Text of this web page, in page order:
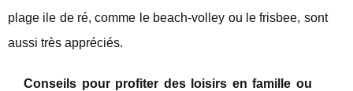
plage ile de ré, comme le beach-volley ou le frisbee, sont
aussi très appréciés.
Conseils pour profiter des loisirs en famille ou